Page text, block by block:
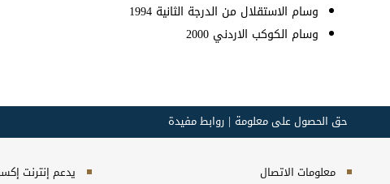
وسام الاستقلال من الدرجة الثانية 1994
وسام الكوكب الاردني 2000
حق الحصول على معلومة روابط مفيدة
معلومات الاتصال
يدعم إنترنت إكسبلورر 10+, جوجل كروم,